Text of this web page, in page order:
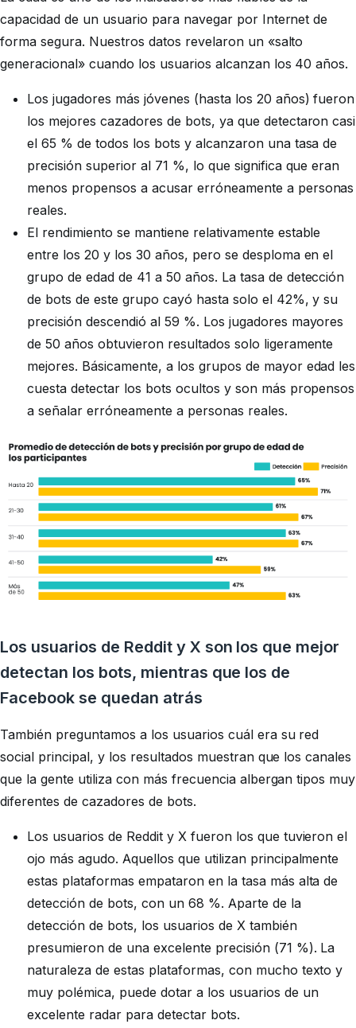
capacidad de un usuario para navegar por Internet de
forma segura. Nuestros datos revelaron un «salto
generacional» cuando los usuarios alcanzan los 40 años.
Los jugadores más jóvenes (hasta los 20 años) fueron
los mejores cazadores de bots, ya que detectaron casi
el 65 % de todos los bots y alcanzaron una tasa de
precisión superior al 71 %, lo que significa que eran
menos propensos a acusar erróneamente a personas
reales.
El rendimiento se mantiene relativamente estable
entre los 20 y los 30 años, pero se desploma en el
grupo de edad de 41 a 50 años. La tasa de detección
de bots de este grupo cayó hasta solo el 42%, y su
precisión descendió al 59 %. Los jugadores mayores
de 50 años obtuvieron resultados solo ligeramente
mejores. Básicamente, a los grupos de mayor edad les
cuesta detectar los bots ocultos y son más propensos
a señalar erróneamente a personas reales.
Los usuarios de Reddit y X son los que mejor
detectan los bots, mientras que los de
Facebook se quedan atrás
También preguntamos a los usuarios cuál era su red
social principal, y los resultados muestran que los canales
que la gente utiliza con más frecuencia albergan tipos muy
diferentes de cazadores de bots.
Los usuarios de Reddit y X fueron los que tuvieron el
ojo más agudo. Aquellos que utilizan principalmente
estas plataformas empataron en la tasa más alta de
detección de bots, con un 68 %. Aparte de la
detección de bots, los usuarios de X también
presumieron de una excelente precisión (71 %). La
naturaleza de estas plataformas, con mucho texto y
muy polémica, puede dotar a los usuarios de un
excelente radar para detectar bots.